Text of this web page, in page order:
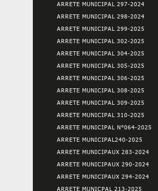
ARRETE MUNICIPAL 297-2024
ARRETE MUNICIPAL 298-2024
ARRETE MUNICIPAL 299-2025
ARRETE MUNICIPAL 302-2025
ARRETE MUNICIPAL 304-2025
ARRETE MUNICIPAL 305-2025
ARRETE MUNICIPAL 306-2025
ARRETE MUNICIPAL 308-2025
ARRETE MUNICIPAL 309-2025
ARRETE MUNICIPAL 310-2025
ARRETE MUNICIPAL N°064-2025
ARRETE MUNICIPAL240-2025
ARRETE MUNICIPAUX 283-2024
ARRETE MUNICIPAUX 290-2024
ARRETE MUNICIPAUX 294-2024
ARRETE MUNICPAL 213-2025